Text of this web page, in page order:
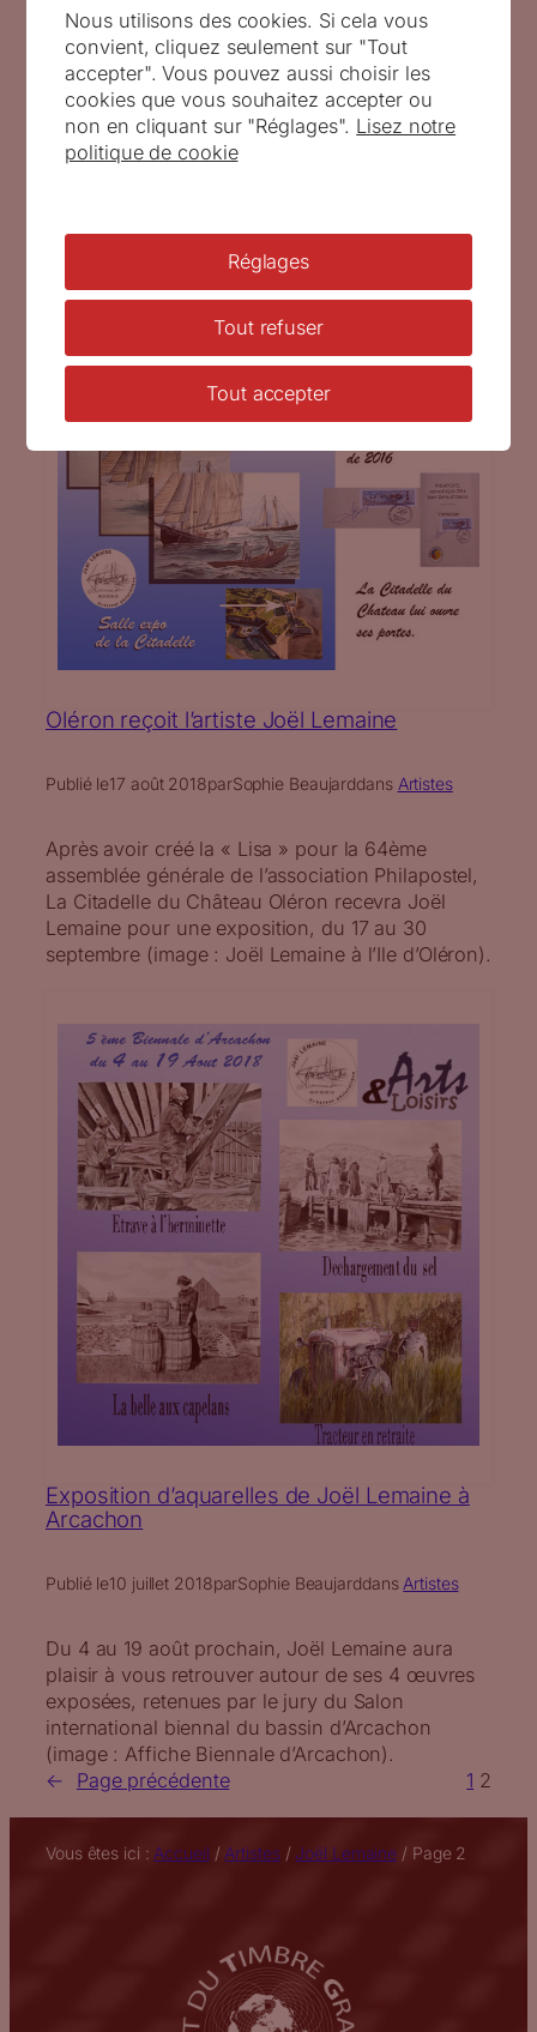
Publié le 3 octobre 2018 par Sophie Beaujard dans
Le 1er congrès de modélisme naval se tiendra du
18 au 21 octobre au Palais des congrès de
Oléron reçoit l’artiste Joël Lemaine
Publié le17 août 2018parSophie Beaujarddans Artistes
Après avoir créé la « Lisa » pour la 64ème
assemblée générale de l’association Philapostel,
La Citadelle du Château Oléron recevra Joël
Lemaine pour une exposition, du 17 au 30
septembre (image : Joël Lemaine à l’Ile d’Oléron).
Exposition d’aquarelles de Joël Lemaine à
Arcachon
Publié le10 juillet 2018parSophie Beaujarddans Artistes
Du 4 au 19 août prochain, Joël Lemaine aura
plaisir à vous retrouver autour de ses 4 œuvres
exposées, retenues par le jury du Salon
international biennal du bassin d’Arcachon
(image : Affiche Biennale d’Arcachon).
←
Page précédente 1 2
Vous êtes ici : Accueil / Artistes/ Joël Lemaine / Page 2
Nous utilisons des cookies. Si cela vous
convient, cliquez seulement sur "Tout
accepter". Vous pouvez aussi choisir les
cookies que vous souhaitez accepter ou
non en cliquant sur "Réglages". Lisez notre
politique de cookie
Réglages
Tout refuser
Tout accepter